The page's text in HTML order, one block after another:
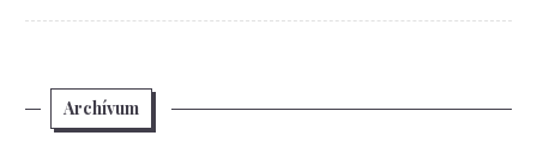
Archívum